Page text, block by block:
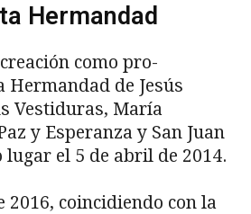
Hermandad
como pro-
Hermandad de Jesús
Vestiduras, María
y Esperanza y San Juan
el 5 de abril de 2014.
2016, coincidiendo con la